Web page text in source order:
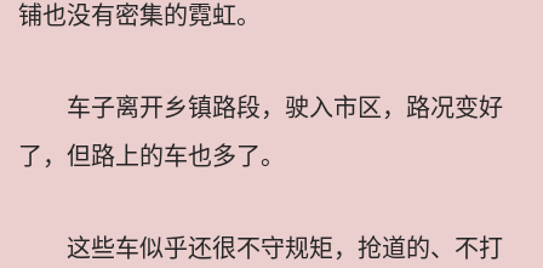
铺也没有密集的霓虹。
车子离开乡镇路段，驶入市区，路况变好
了，但路上的车也多了。
这些车似乎还很不守规矩，抢道的、不打